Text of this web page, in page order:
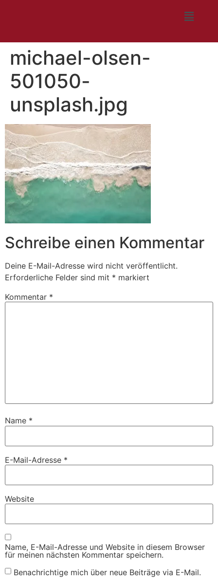
michael-olsen-
501050-
unsplash.jpg
Schreibe einen Kommentar
Deine E-Mail-Adresse wird nicht veröffentlicht.
Erforderliche Felder sind mit * markiert
Kommentar *
Name *
E-Mail-Adresse *
Website
Name, E-Mail-Adresse und Website in diesem Browser
für meinen nächsten Kommentar speichern.
Benachrichtige mich über neue Beiträge via E-Mail.